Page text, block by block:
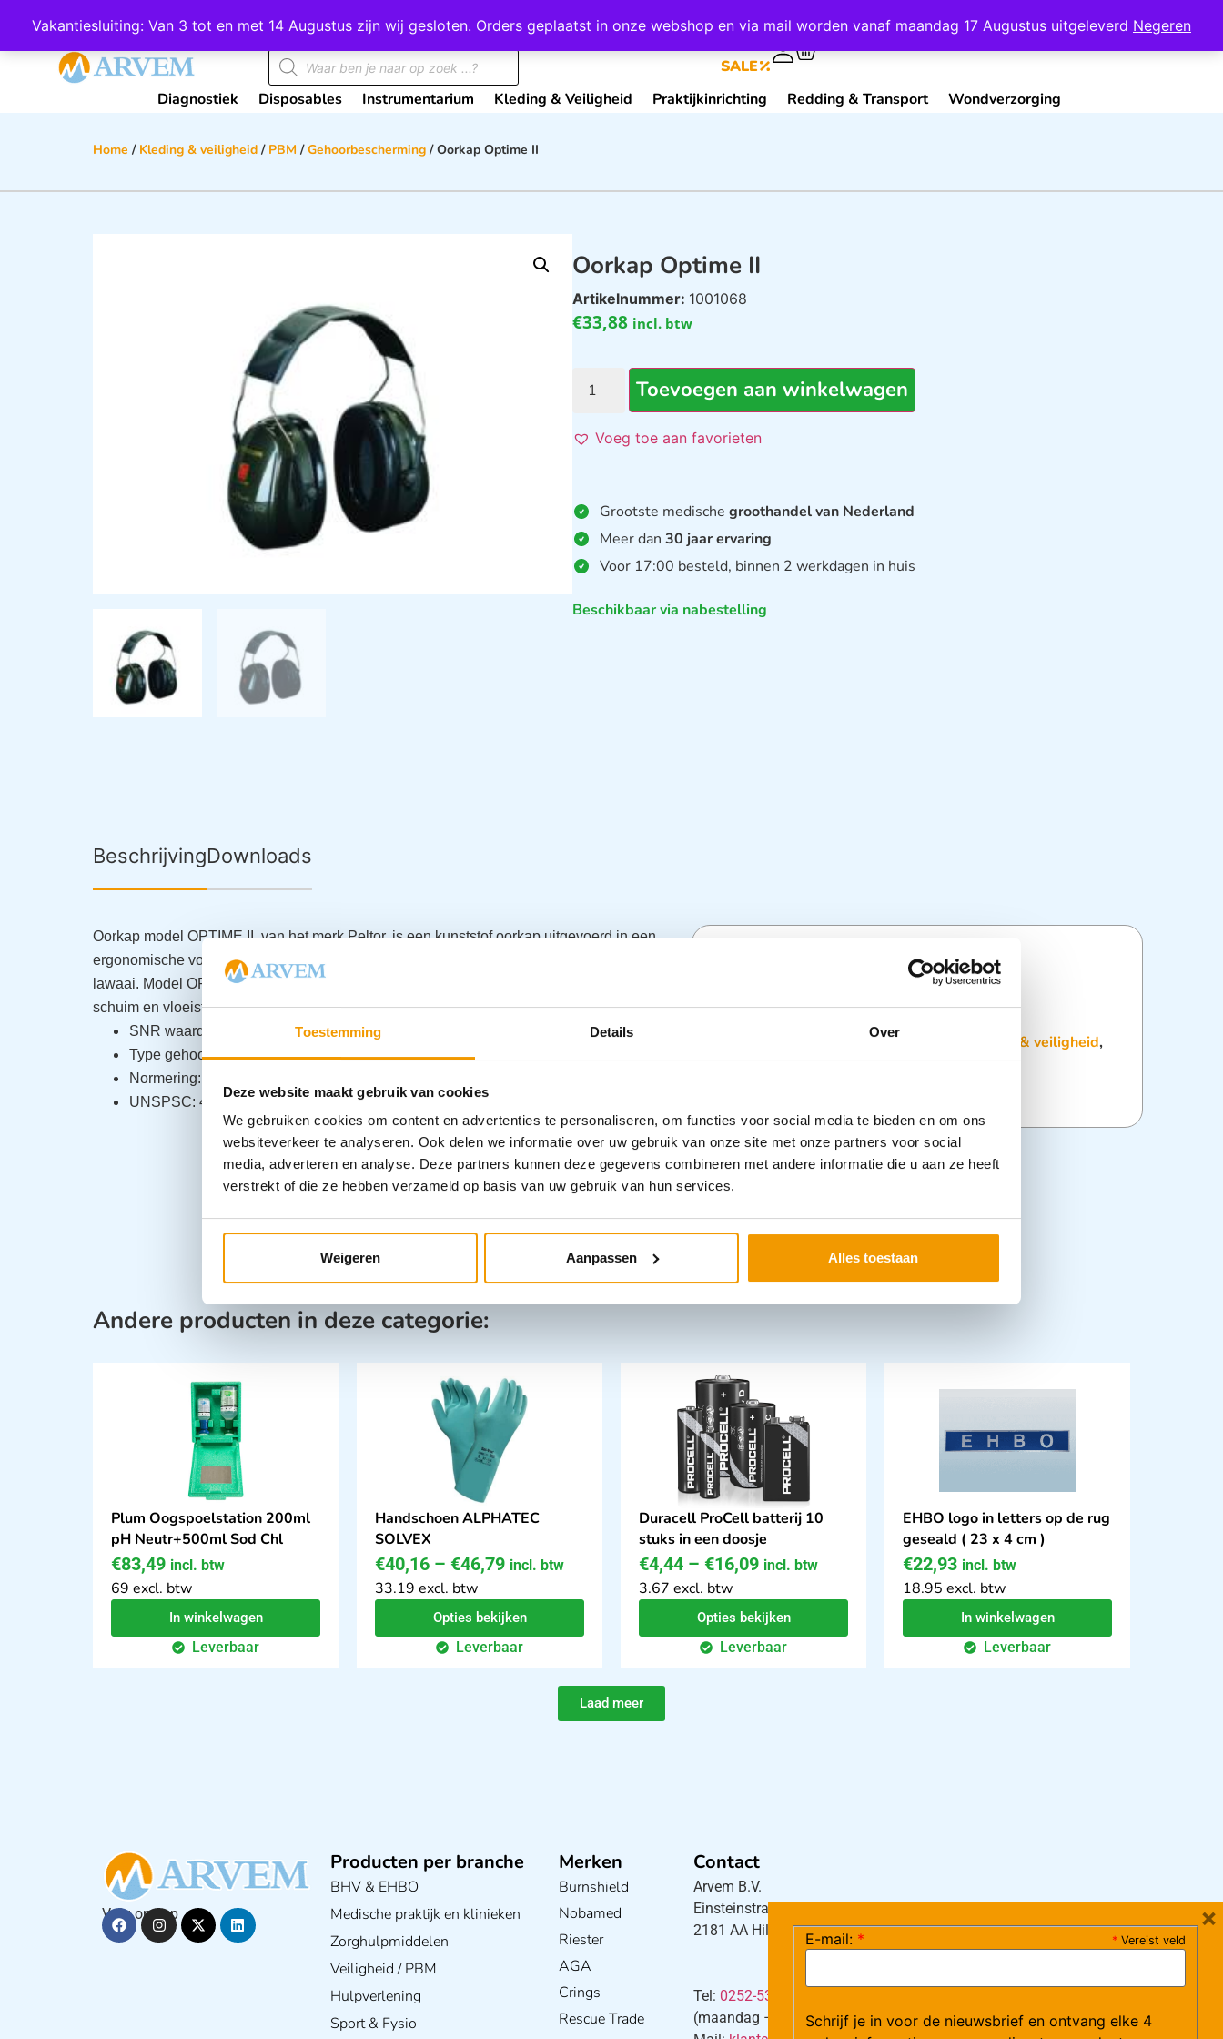
Toestemming Details Over
Deze website maakt gebruik van cookies
We gebruiken cookies om content en advertenties te personaliseren, om functies voor social media te bieden en om ons
websiteverkeer te analyseren. Ook delen we informatie over uw gebruik van onze site met onze partners voor social
media, adverteren en analyse. Deze partners kunnen deze gegevens combineren met andere informatie die u aan ze heeft
verstrekt of die ze hebben verzameld op basis van uw gebruik van hun services.
Weigeren Aanpassen Alles toestaan
Vakantiesluiting: Van 3 tot en met 14 Augustus zijn wij gesloten. Orders geplaatst in onze webshop en via mail worden vanaf maandag 17 Augustus uitgeleverd Negeren
Wij scoren een 4,8 op Google Mijn Account Contact
SALE
Diagnostiek Disposables Instrumentarium Kleding & Veiligheid Praktijkinrichting Redding & Transport Wondverzorging
Home / Kleding & veiligheid / PBM /Gehoorbescherming / Oorkap Optime II
Oorkap Optime II
Artikelnummer: 1001068
€33,88 incl. btw
Toevoegen aan winkelwagen
Voeg toe aan favorieten
Grootste medischegroothandel van Nederland
Meer dan30 jaar ervaring
Voor 17:00 besteld, binnen 2 werkdagen in huis
Beschikbaar via nabestelling
BeschrijvingDownloads
Oorkap model OPTIME II, van het merk Peltor, is een kunststof oorkap uitgevoerd in een
ergonomische vormgeving. Deze oorkap model OPTIME II is de ideale bescherming bij hevig
lawaai. Model OPTIME II uitgevoerd met vorkbeugel en ergonomische kussens gevuld met
schuim en vloeistof
SNR waarde: 10,11,12,13,14,15,16,17,18,19,20,21,22,23,24,25,26,27,28,29,30,31
Type gehoorkap: Hoofdbeugel
Normering: EN 352
UNSPSC: 46181902
Gehoorbescherming Kleding & veiligheid,
PBM
Andere producten in deze categorie:
Plum Oogspoelstation 200ml
pH Neutr+500ml Sod Chl
€83,49 incl. btw
69 excl. btw
In winkelwagen
Leverbaar
Handschoen ALPHATEC
SOLVEX
€40,16 – €46,79 incl. btw
33.19 excl. btw
Opties bekijken
Leverbaar
Duracell ProCell batterij 10
stuks in een doosje
€4,44 – €16,09 incl. btw
3.67 excl. btw
Opties bekijken
Leverbaar
EHBO logo in letters op de rug
geseald ( 23 x 4 cm )
€22,93 incl. btw
18.95 excl. btw
In winkelwagen
Leverbaar
Laad meer
Volg ons op
Producten per branche
BHV & EHBO
Medische praktijk en klinieken
Zorghulpmiddelen
Veiligheid / PBM
Hulpverlening
Sport & Fysio
Merken
Burnshield
Nobamed
Riester
AGA
Crings
Rescue Trade
Contact
Arvem B.V.
Einsteinstraat 5
2181 AA Hillegom
Tel: 0252-533256
(maandag – donderdag 08:30-17:15 uur / vrijdag 08:30-16:00 uur)
* Vereist veld
E-mail: *
Schrijf je in voor de nieuwsbrief en ontvang elke 4
×